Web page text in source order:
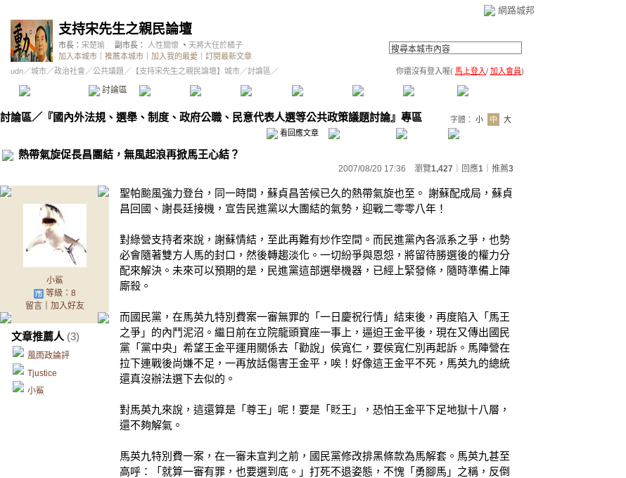
網路城邦
支持宋先生之親民論壇
市長： 宋楚瑜 副市長： 人性關懷 、 天將大任於橘子
加入本城市
推薦本城市 加入我的最愛
訂閱最新文章
udn／城市／政治社會 ／公共議題 ／ 【支持宋先生之親民論壇】城市／討論區／ 你還沒有登入喔( 馬上登入/ 加入會員)
討論區 精華區 投票區 影像館 公告區 訪客簿 市政中心
討論區／ 『國內外法規、選舉、制度、政府公職、民意代表人選等公共政策議題討論』專區 字體： 小 中
大
看回應文章
熱帶氣旋促長昌團結，無風起浪再掀馬王心結？
2007/08/20 17:36 瀏覽1,427 ｜回應1 推薦3
小鯊
等級：8
留言｜ 加入好友
文章推薦人 (3)
風雨政論評
Tjustice
小鯊
聖帕颱風強力登台，同一時間，蘇貞昌苦候已久的熱帶氣旋也至。 謝蘇配成局，蘇貞
昌回國、謝長廷接機，宣告民進黨以大團結的氣勢，迎戰二零零八年！
對綠營支持者來說，謝蘇情結，至此再難有炒作空間。而民進黨內各派系之爭，也勢
必會隨著雙方人馬的封口，然後轉趨淡化。一切紛爭與恩怨，將留待勝選後的權力分
配來解決。未來可以預期的是，民進黨這部選舉機器，已經上緊發條，隨時準備上陣
廝殺。
而國民黨，在馬英九特別費案一審無罪的「一日慶祝行情」結束後，再度陷入「馬王
之爭」的內鬥泥沼。繼日前在立院龍頭寶座一事上，逼迫王金平後，現在又傳出國民
黨「黨中央」希望王金平運用關係去「勸說」侯寬仁，要侯寬仁別再起訴。馬陣營在
拉下連戰後尚嫌不足，一再放話傷害王金平，唉！好像這王金平不死，馬英九的總統
還真沒辦法選下去似的。
對馬英九來說，這還算是「尊王」呢！要是「貶王」，恐怕王金平下足地獄十八層，
還不夠解氣。
馬英九特別費一案，在一審未宣判之前，國民黨修改排黑條款為馬解套。馬英九甚至
高呼：「就算一審有罪，也要選到底。」打死不退姿態，不愧「勇腳馬」之稱，反倒